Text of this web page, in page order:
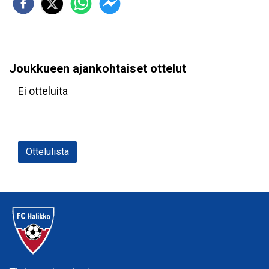
Joukkueen ajankohtaiset ottelut
Ei otteluita
Ottelulista